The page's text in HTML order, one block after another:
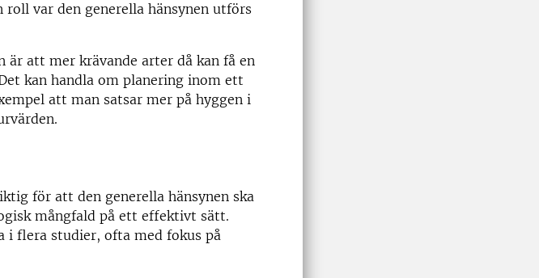
var den generella hänsynen utförs
är att mer krävande arter då kan få en
kan handla om planering inom ett
att man satsar mer på hyggen i
för att den generella hänsynen ska
mångfald på ett effektivt sätt.
i flera studier, ofta med fokus på